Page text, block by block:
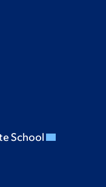
School